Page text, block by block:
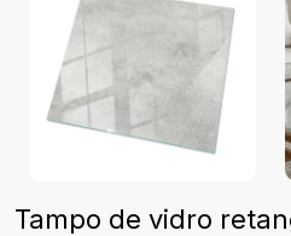
Tampo de vidro